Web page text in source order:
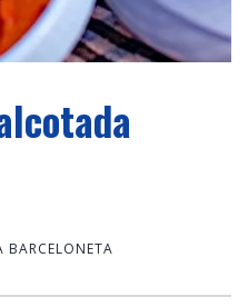
BARCELONETA